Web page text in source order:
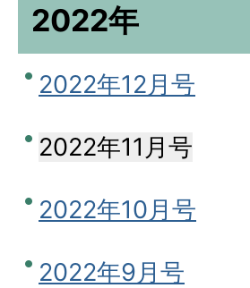
2022年
2022年12月号
2022年11月号
2022年10月号
2022年9月号